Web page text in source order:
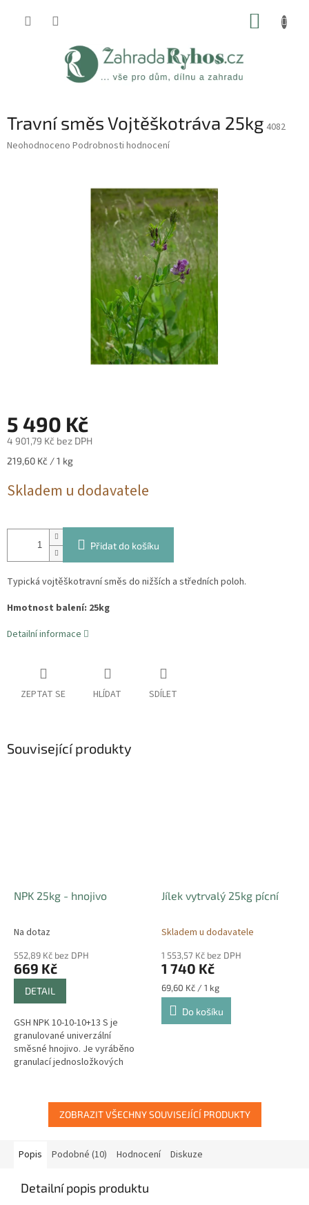
Travní směs Vojtěškotráva 25kg 4082
Průměrné
Neohodnoceno Podrobnosti hodnocení
5 490 Kč
4 901,79 Kč bez DPH
Měrná
219,60 Kč / 1 kg
Skladem u dodavatele
Přidat do košíku
Typická vojtěškotravní směs do nižších a středních poloh.
Hmotnost balení: 25kg
Detailní informace
ZEPTAT SE HLÍDAT SDÍLET
Související produkty
NPK 25kg - hnojivo
Na dotaz
552,89 Kč bez DPH
669 Kč
DETAIL
GSH NPK 10-10-10+13 S je
granulované univerzální
směsné hnojivo. Je vyráběno
granulací jednosložkových
Jílek vytrvalý 25kg pícní
Skladem u dodavatele
1 553,57 Kč bez DPH
1 740 Kč
Měrná
cena:
69,60 Kč / 1 kg
Do košíku
ZOBRAZIT VŠECHNY SOUVISEJÍCÍ PRODUKTY
Popis Podobné (10) Hodnocení Diskuze
Detailní popis produktu